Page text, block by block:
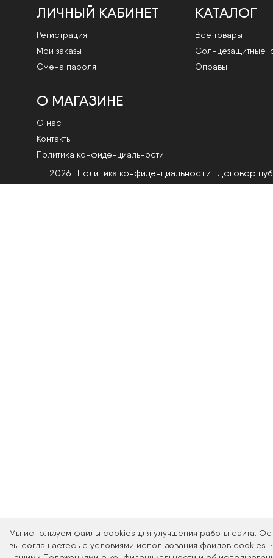
Мы используем файлы cookies для улучшения работы сайта.
вы соглашаетесь с условиями использования файлов cookies.
ЛИЧНЫЙ КАБИНЕТ
Регистрация
Мои заказы
Смена пароля
КАТАЛОГ
Все товары
Cолнцезащитные-
Оправы
О МАГАЗИНЕ
О нас
Контакты
Политика конфиденциальности
2026 | Политика конфиденциальности | Договор